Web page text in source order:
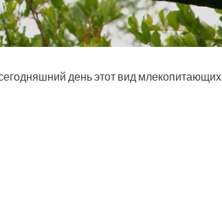
день этот вид млекопитающих